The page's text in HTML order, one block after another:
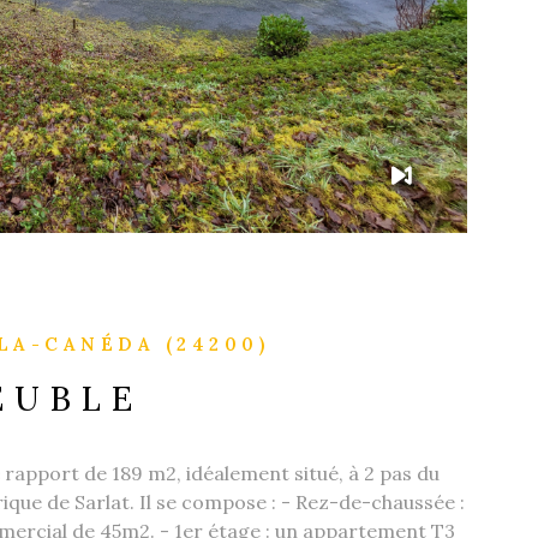
CANÉDA (24200)
de 189 m2, idéalement situé, à 2 pas du
de Sarlat. Il se compose : - Rez-de-chaussée :
de 45m2. - 1er étage : un appartement T3